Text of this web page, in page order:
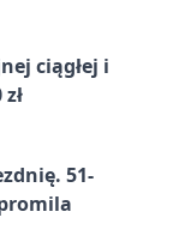
ciągłej i
51-